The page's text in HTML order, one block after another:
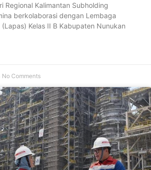
Regional Kalimantan Subholding
berkolaborasi dengan Lembaga
Kelas II B Kabupaten Nunukan
No Comments